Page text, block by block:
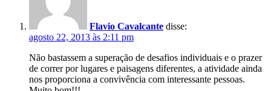
Flavio Cavalcante disse:
agosto 22, 2013 às 2:11 pm
Não bastassem a superação de desafios individuais e o prazer
de correr por lugares e paisagens diferentes, a atividade ainda
nos proporciona a convivência com interessante pessoas.